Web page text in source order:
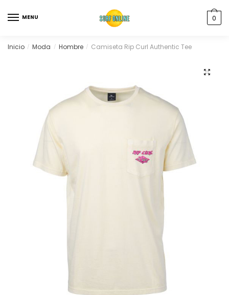
MENU 0
Inicio / Moda / Hombre / Camiseta Rip Curl Authentic Tee
🔍